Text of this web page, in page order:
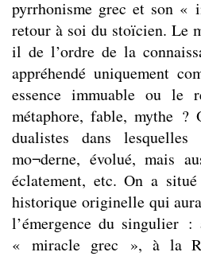
pyrrhonisme grec et son «
retour à soi du stoïcien. Le
il de l’ordre de la
appréhendé uniquement
essence immuable ou le
métaphore, fable, mythe ?
dualistes dans
mo¬derne, évolué, mais
éclatement, etc. On a
historique originelle qui
l’émergence du singulier
« miracle grec », à la